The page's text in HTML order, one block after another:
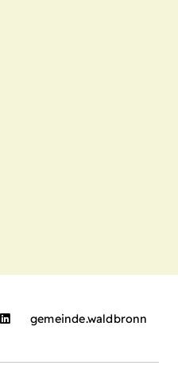
gemeinde.waldbronn